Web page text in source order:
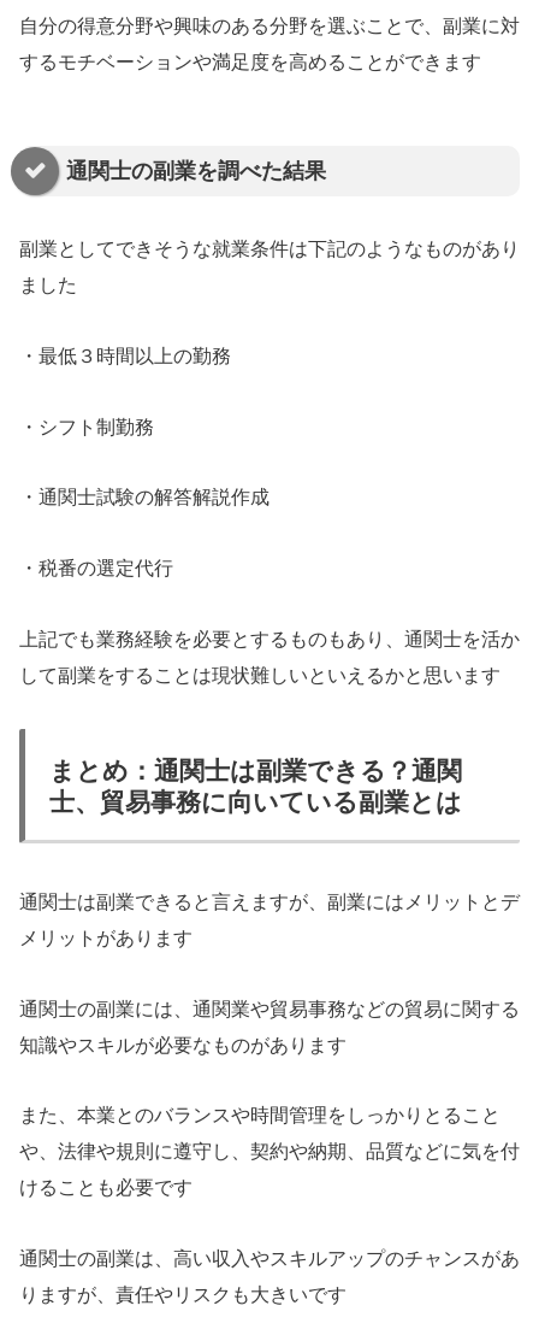
自分の得意分野や興味のある分野を選ぶことで、副業に対
するモチベーションや満足度を高めることができます
通関士の副業を調べた結果
副業としてできそうな就業条件は下記のようなものがあり
ました
・最低３時間以上の勤務
・シフト制勤務
・通関士試験の解答解説作成
・税番の選定代行
上記でも業務経験を必要とするものもあり、通関士を活か
して副業をすることは現状難しいといえるかと思います
まとめ：通関士は副業できる？通関
士、貿易事務に向いている副業とは
通関士は副業できると言えますが、副業にはメリットとデ
メリットがあります
通関士の副業には、通関業や貿易事務などの貿易に関する
知識やスキルが必要なものがあります
また、本業とのバランスや時間管理をしっかりとること
や、法律や規則に遵守し、契約や納期、品質などに気を付
けることも必要です
通関士の副業は、高い収入やスキルアップのチャンスがあ
りますが、責任やリスクも大きいです